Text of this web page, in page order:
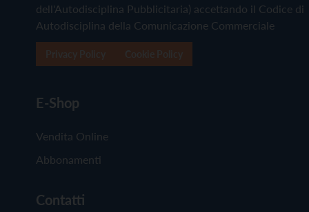
dell'Autodisciplina Pubblicitaria) accettando il Codice di
Autodisciplina della Comunicazione Commerciale
E-Shop
Vendita Online
Abbonamenti
Contatti